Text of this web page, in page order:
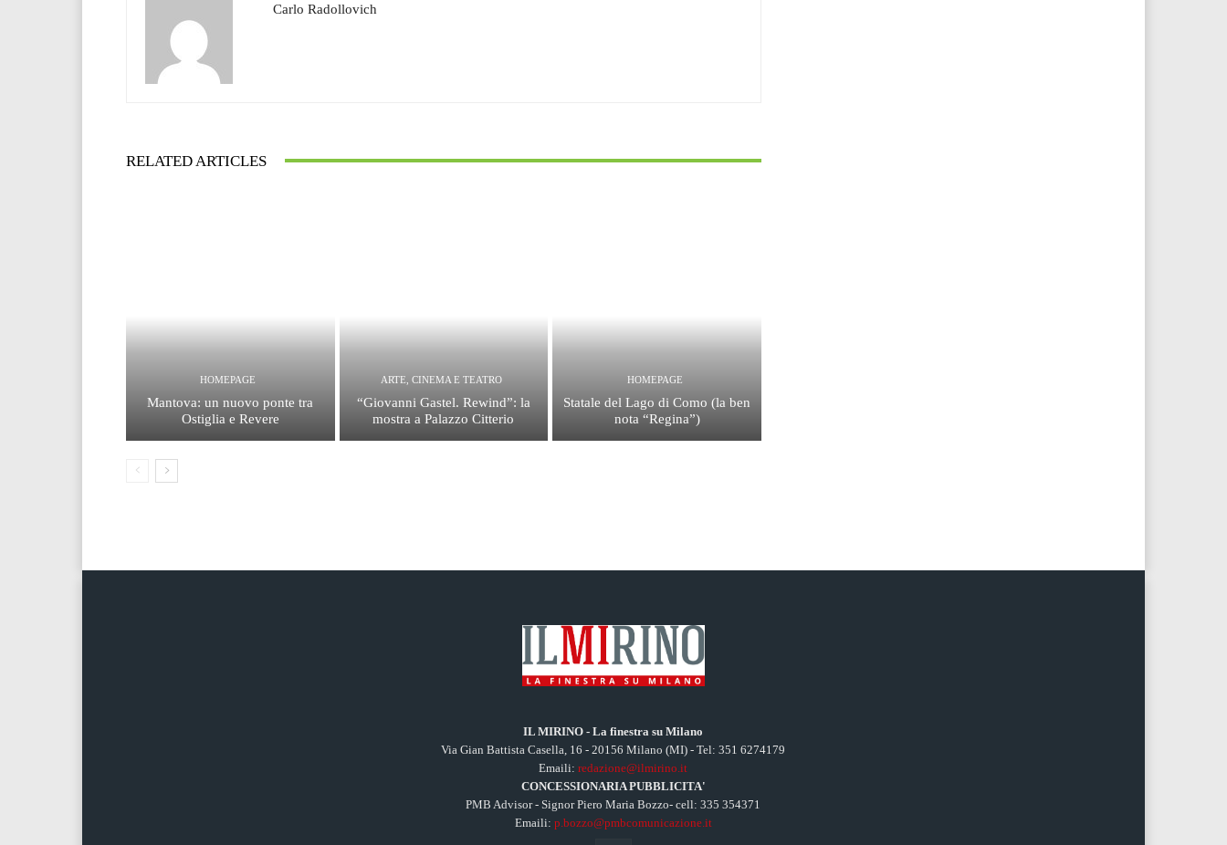
Carlo Radollovich
RELATED ARTICLES
HOMEPAGE
Mantova: un nuovo ponte tra
Ostiglia e Revere
ARTE, CINEMA E TEATRO
“Giovanni Gastel. Rewind”: la
mostra a Palazzo Citterio
HOMEPAGE
Statale del Lago di Como (la ben
nota “Regina”)
IL MIRINO - La finestra su Milano
Via Gian Battista Casella, 16 - 20156 Milano (MI) - Tel: 351 6274179
Emaili:redazione@ilmirino.it
CONCESSIONARIA PUBBLICITA'
PMB Advisor - Signor Piero Maria Bozzo- cell: 335 354371
Emaili: p.bozzo@pmbcomunicazione.it